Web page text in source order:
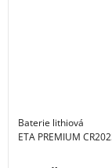
Baterie lithiová
ETA PREMIUM